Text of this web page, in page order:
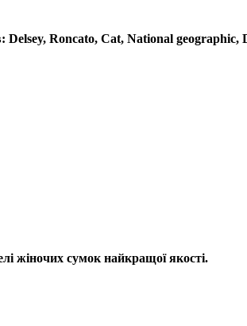
Delsey, Roncato, Cat, National
жіночих сумок найкращої якості.